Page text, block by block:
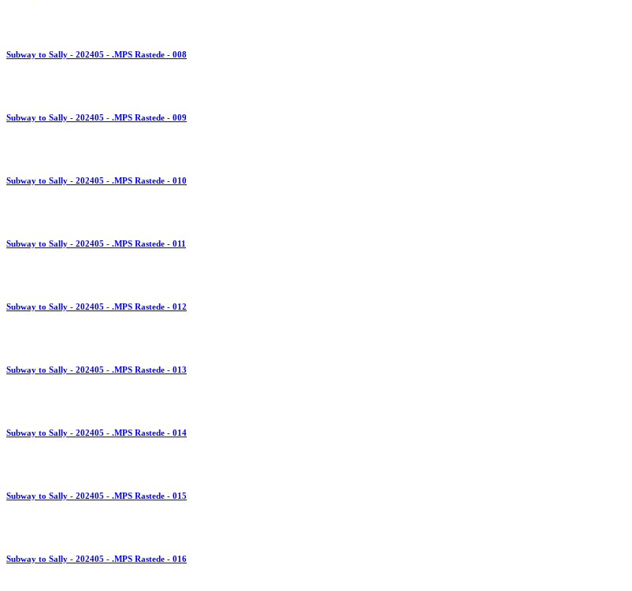
Subway to Sally - 202405 - .MPS Rastede - 008
Subway to Sally - 202405 - .MPS Rastede - 009
Subway to Sally - 202405 - .MPS Rastede - 010
Subway to Sally - 202405 - .MPS Rastede - 011
Subway to Sally - 202405 - .MPS Rastede - 012
Subway to Sally - 202405 - .MPS Rastede - 013
Subway to Sally - 202405 - .MPS Rastede - 014
Subway to Sally - 202405 - .MPS Rastede - 015
Subway to Sally - 202405 - .MPS Rastede - 016